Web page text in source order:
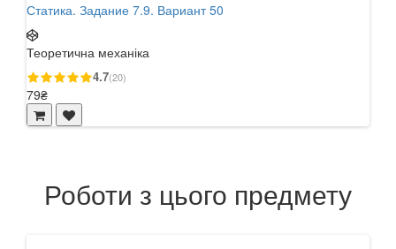
Статика. Задание 7.9. Вариант 50
Теоретична механіка
4.7(20)
79₴
Роботи з цього предмету